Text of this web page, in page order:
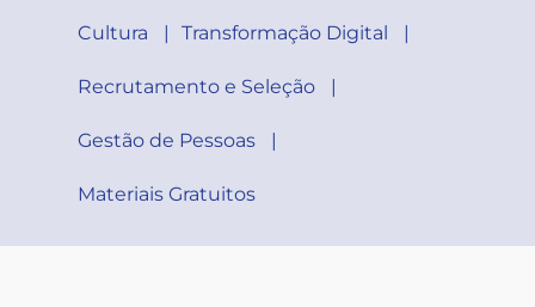
Cultura Transformação Digital
Recrutamento e Seleção
Gestão de Pessoas
Materiais Gratuitos